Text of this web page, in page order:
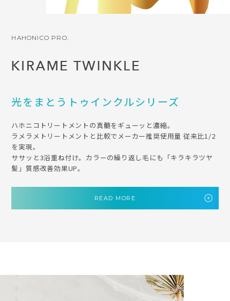
HAHONICO PRO.
光をまとうトゥインクルシリーズ
ハホニコトリートメントの真髄をギューッと濃縮。
ラメラメトリートメントと比較でメーカー推奨使用量 従来比1/2
を実現。
ササッと3浴重ね付け。カラーの繰り返し毛にも「キラキラツヤ
髪」質感改善効果UP。
READ MORE